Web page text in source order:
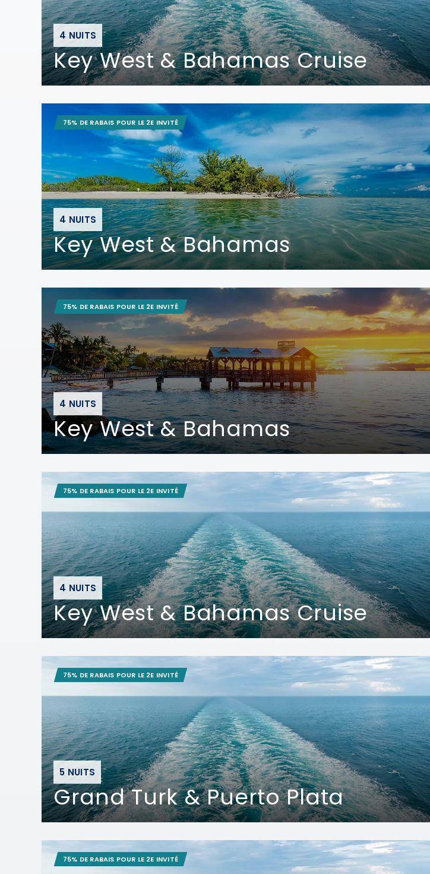
4 NUITS
Key West & Bahamas Cruise
4 NUITS
Key West & Bahamas
75% DE RABAIS POUR LE 2E INVITÉ
4 NUITS
Key West & Bahamas
75% DE RABAIS POUR LE 2E INVITÉ
4 NUITS
Key West & Bahamas Cruise
75% DE RABAIS POUR LE 2E INVITÉ
5 NUITS
Grand Turk & Puerto Plata
75% DE RABAIS POUR LE 2E INVITÉ
75% DE RABAIS POUR LE 2E INVITÉ